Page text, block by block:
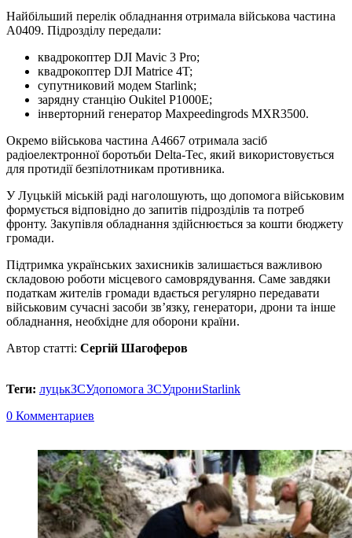
Найбільший перелік обладнання отримала військова частина
А0409. Підрозділу передали:
квадрокоптер DJI Mavic 3 Pro;
квадрокоптер DJI Matrice 4T;
супутниковий модем Starlink;
зарядну станцію Oukitel P1000E;
інверторний генератор Maxpeedingrods MXR3500.
Окремо військова частина А4667 отримала засіб
радіоелектронної боротьби Delta-Tec, який використовується
для протидії безпілотникам противника.
У Луцькій міській раді наголошують, що допомога військовим
формується відповідно до запитів підрозділів та потреб
фронту. Закупівля обладнання здійснюється за кошти бюджету
громади.
Підтримка українських захисників залишається важливою
складовою роботи місцевого самоврядування. Саме завдяки
податкам жителів громади вдається регулярно передавати
військовим сучасні засоби зв’язку, генератори, дрони та інше
обладнання, необхідне для оборони країни.
Автор статті: Сергій Шагоферов
Теги: луцькЗСУдопомога ЗСУдрониStarlink
0 Комментариев